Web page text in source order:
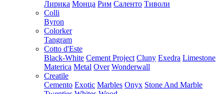
Лирика Монца Рим Саленто Тиволи
Colli
Byron
Colorker
Tangram
Cotto d'Este
Black-White Cement Project Cluny Exedra Limestone
Materica Metal Over Wonderwall
Creatile
Cemento Exotic Marbles Onyx Stone And Marble